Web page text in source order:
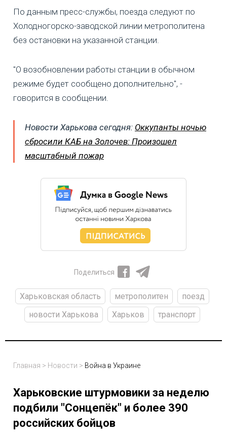
По данным пресс-службы, поезда следуют по
Холодногорско-заводской линии метрополитена
без остановки на указанной станции.
"О возобновлении работы станции в обычном
режиме будет сообщено дополнительно", -
говорится в сообщении.
Новости Харькова сегодня: Оккупанты ночью
сбросили КАБ на Золочев: Произошел
масштабный пожар
Поделиться
Харьковская область метрополитен
поезд
новости Харькова
Харьков транспорт
Главная > Новости > Война в Украине
Харьковские штурмовики за неделю
подбили "Сонцепёк" и более 390
российских бойцов